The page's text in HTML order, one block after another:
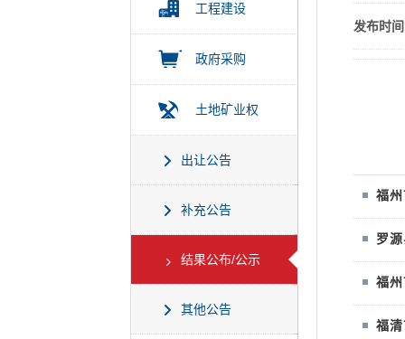
工程建设
政府采购
土地矿业权
出让公告
补充公告
结果公布/公示
其他公告
发布时
福州
罗源
福州
福清